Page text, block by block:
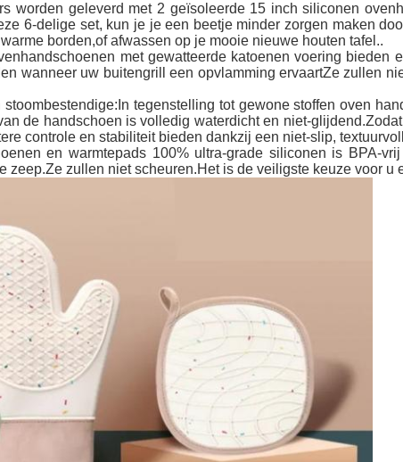
worden geleverd met 2 geïsoleerde 15 inch siliconen
6-delige set, kun je je een beetje minder zorgen maken
borden,of afwassen op je mooie nieuwe houten tafel..
met gewatteerde katoenen voering bieden
wanneer uw buitengrill een opvlamming ervaartZe zullen
tegenstelling tot gewone stoffen oven
de handschoen is volledig waterdicht en niet-
controle en stabiliteit bieden dankzij een niet-slip,
en warmtepads 100% ultra-grade siliconen is BPA-
zeep.Ze zullen niet scheuren.Het is de veiligste keuze voor u